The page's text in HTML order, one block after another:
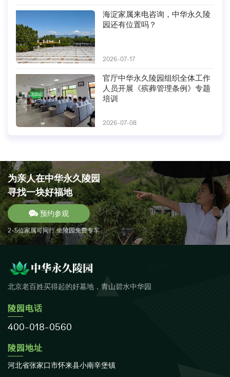
海淀家属来电咨询，中华永久陵
园还有位置吗？
2026-07-17
官厅中华永久陵园组织全体工作
人员开展《殡葬管理条例》专题
培训
2026-07-08
为亲人在中华永久陵园
寻找一块好福地
预约参观
2-5位家属可同行 坐陵园免费专车
北京老百姓买得起的好墓地，青山碧水中华园
陵园电话
400-018-0560
陵园地址
河北省张家口市怀来县小南辛堡镇